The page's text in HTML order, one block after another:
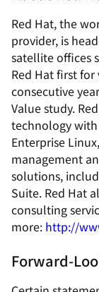
Red Hat, the
provider, is
satellite offices
Red Hat first
consecutive
Value study.
technology
Enterprise
management
solutions,
Suite. Red Hat
consulting
more: http://
Forward-